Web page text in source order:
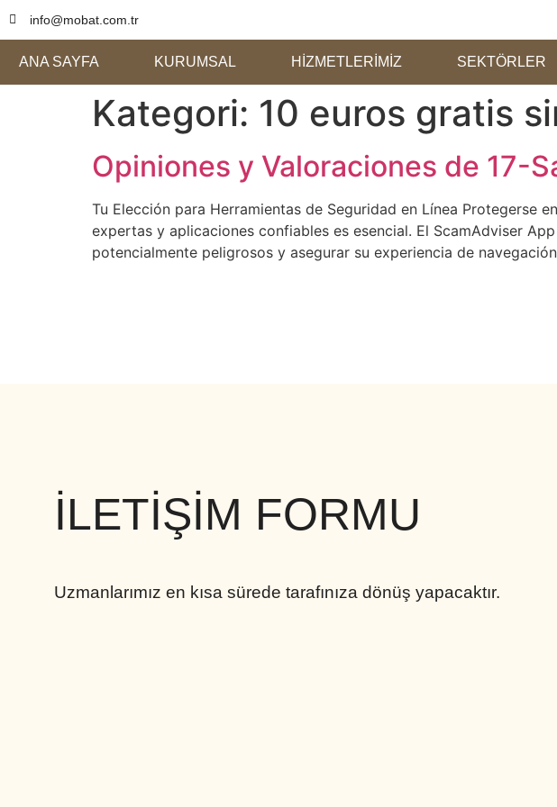
info@mobat.com.tr
ANA SAYFA KURUMSAL HİZMETLERİMİZ SEKTÖRLER
Kategori: 10 euros gratis
Opiniones y Valoraciones de 17-
Tu Elección para Herramientas de Seguridad en Línea Protegerse
expertas y aplicaciones confiables es esencial. El ScamAdviser
potencialmente peligrosos y asegurar su experiencia de
İLETİŞİM FORMU
Uzmanlarımız en kısa sürede tarafınıza dönüş yapacaktır.